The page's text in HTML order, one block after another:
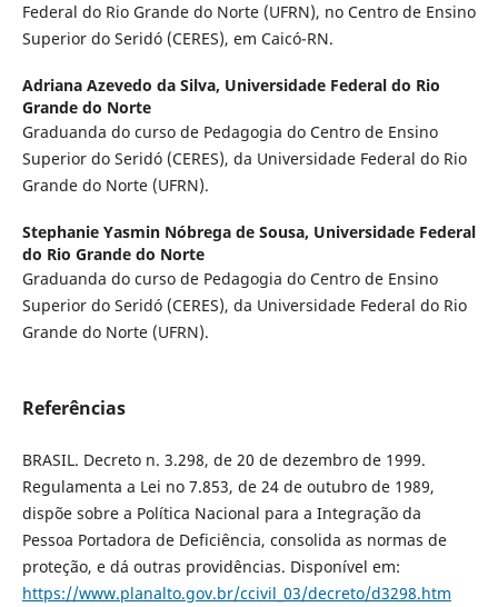
Federal do Rio Grande do Norte (UFRN), no Centro de Ensino
Superior do Seridó (CERES), em Caicó-RN.
Adriana Azevedo da Silva, Universidade Federal do Rio
Grande do Norte
Graduanda do curso de Pedagogia do Centro de Ensino
Superior do Seridó (CERES), da Universidade Federal do Rio
Grande do Norte (UFRN).
Stephanie Yasmin Nóbrega de Sousa, Universidade Federal
do Rio Grande do Norte
Graduanda do curso de Pedagogia do Centro de Ensino
Superior do Seridó (CERES), da Universidade Federal do Rio
Grande do Norte (UFRN).
Referências
BRASIL. Decreto n. 3.298, de 20 de dezembro de 1999.
Regulamenta a Lei no 7.853, de 24 de outubro de 1989,
dispõe sobre a Política Nacional para a Integração da
Pessoa Portadora de Deficiência, consolida as normas de
proteção, e dá outras providências. Disponível em:
https://www.planalto.gov.br/ccivil_03/decreto/d3298.htm